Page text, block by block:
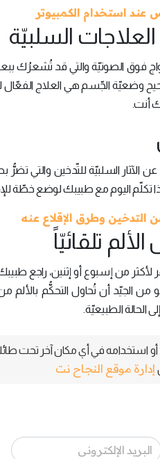
فوق الصوتيّة والتي قد تُشعرُك
وضعيّة الجّسم هي العلاج
أنت.
الآثار السلبيّة للتّدخين والتي
تكلّم اليوم مع طبيبك لوضع خطّة
التدخين وطرق الإقلاع عنه
من إسبوع أو إثنين، راجع طبيبك
الجيّد أن تُحاول التحكُّم بالألم
الطبيعيّة.
استخدامه في أي مكان آخر تحت
إدارة موقع النجاح نت